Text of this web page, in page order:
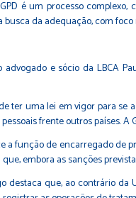
é um processo
da adequação, com
advogado e sócio da LBCA
ter uma lei em vigor para se
frente outros países. A
a função de encarregado de
que, embora as sanções
destaca que, ao contrário